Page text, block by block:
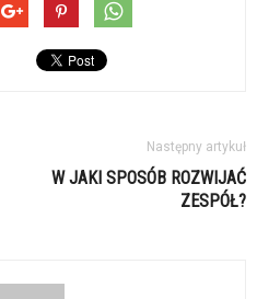
Następny artykuł
W JAKI SPOSÓB ROZWIJAĆ
ZESPÓŁ?